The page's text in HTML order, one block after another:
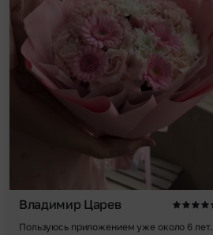
Владимир Царев
Пользуюсь приложением уже около 6 лет.